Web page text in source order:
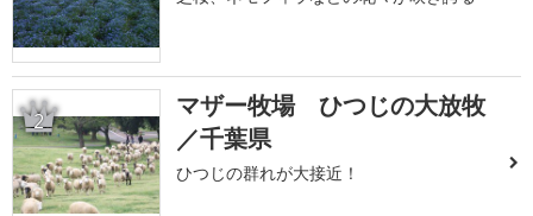
2
マザー牧場 ひつじの大放牧
／千葉県
ひつじの群れが大接近！